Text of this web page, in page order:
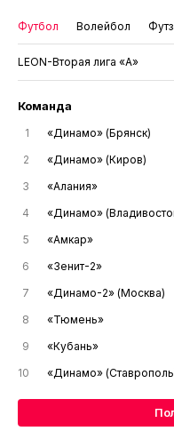
Футбол Волейбол
LEON-Вторая лига «А»
Команда
1 «Динамо» (Брянск)
2
«Динамо» (Киров)
3
«Алания»
4
«Динамо»
5
«Амкар»
6
«Зенит-2»
7
«Динамо-2» (Москва)
8
«Тюмень»
9
«Кубань»
10
«Динамо»